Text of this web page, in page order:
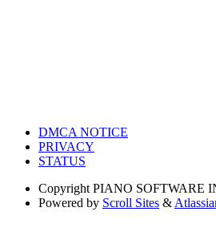
DMCA NOTICE
PRIVACY
STATUS
Copyright PIANO SOFTWARE
Powered by Scroll Sites &